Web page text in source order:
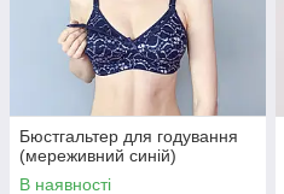
Бюстгальтер для годування
(мереживний синій)
В наявності